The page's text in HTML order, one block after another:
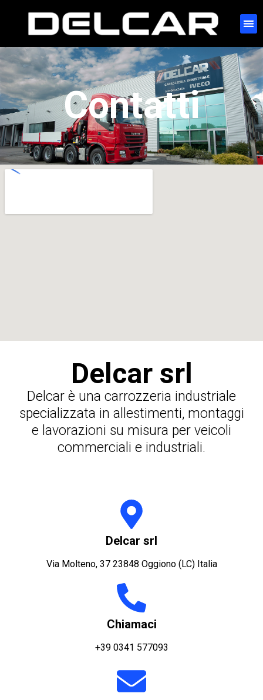
Contatti
Delcar srl
Delcar è una carrozzeria industriale
specializzata in allestimenti, montaggi
e lavorazioni su misura per veicoli
commerciali e industriali.
Delcar srl
Via Molteno, 37 23848 Oggiono (LC) Italia
Chiamaci
+39 0341 577093